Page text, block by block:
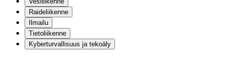
Raideliikenne
Ilmailu
Tietoliikenne
Kyberturvallisuus ja tekoäly